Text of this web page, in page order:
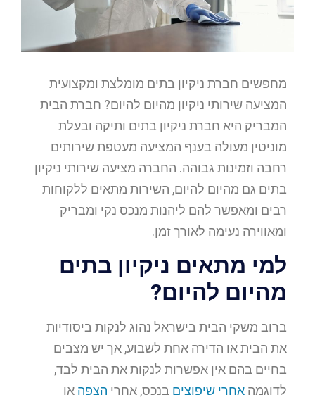
מחפשים חברת ניקיון בתים מומלצת ומקצועית
המציעה שירותי ניקיון מהיום להיום? חברת הבית
המבריק היא חברת ניקיון בתים ותיקה ובעלת
מוניטין מעולה בענף המציעה מעטפת שירותים
רחבה וזמינות גבוהה. החברה מציעה שירותי ניקיון
בתים גם מהיום להיום, השירות מתאים ללקוחות
רבים ומאפשר להם ליהנות מנכס נקי ומבריק
ומאווירה נעימה לאורך זמן.
למי מתאים ניקיון בתים
מהיום להיום?
ברוב משקי הבית בישראל נהוג לנקות ביסודיות
את הבית או הדירה אחת לשבוע, אך יש מצבים
בחיים בהם אין אפשרות לנקות את הבית לבד,
לדוגמה אחרי שיפוצים בנכס, אחרי הצפה או